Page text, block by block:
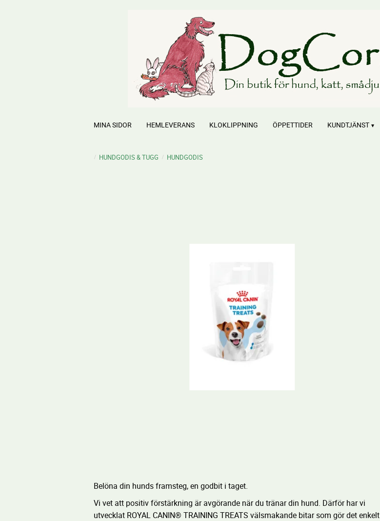
MINA SIDOR HEMLEVERANS KLOKLIPPNING ÖPPETTIDER KUNDTJÄNST
HUNDGODIS & TUGG HUNDGODIS
Belöna din hunds framsteg, en godbit i taget.
Vi vet att positiv förstärkning är avgörande när du tränar din hund. Därför har vi
utvecklat ROYAL CANIN® TRAINING TREATS välsmakande bitar som gör det enkelt